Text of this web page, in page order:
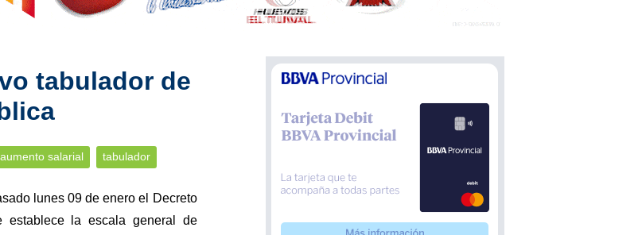
tabulador de
aumento salarial tabulador
lunes 09 de enero el Decreto
establece la escala general de